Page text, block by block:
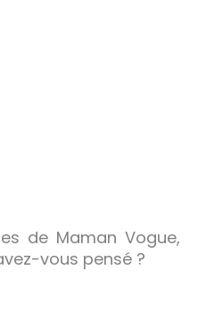
de Maman Vogue,
vous pensé ?